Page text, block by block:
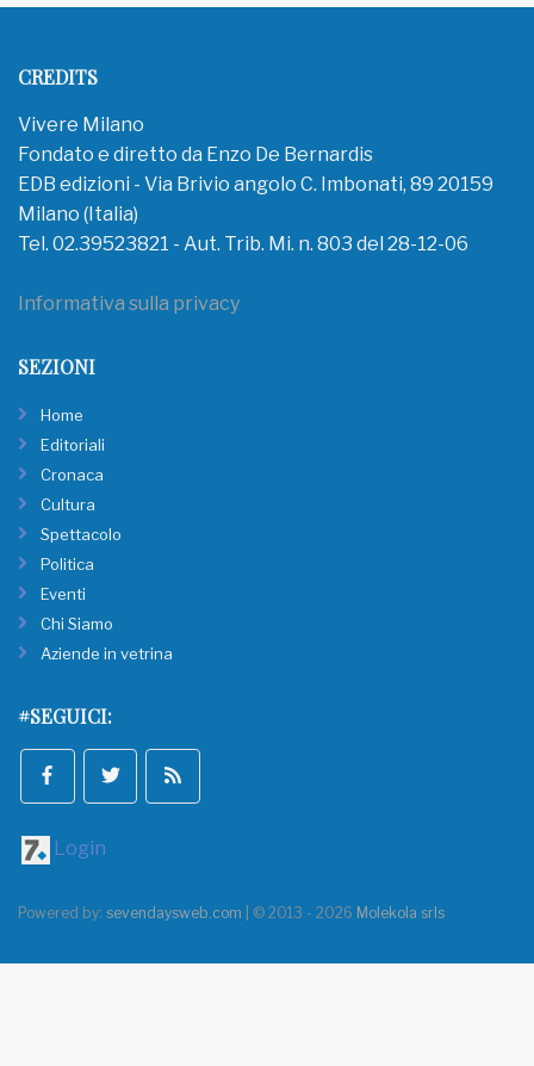
CREDITS
Vivere Milano
Fondato e diretto da Enzo De Bernardis
EDB edizioni - Via Brivio angolo C. Imbonati, 89 20159
Milano (Italia)
Tel. 02.39523821 - Aut. Trib. Mi. n. 803 del 28-12-06
Informativa sulla privacy
SEZIONI
Home
Editoriali
Cronaca
Cultura
Spettacolo
Politica
Eventi
Chi Siamo
Aziende in vetrina
#SEGUICI:
Login
Powered by: sevendaysweb.com | © 2013 - 2026 Molekola srls